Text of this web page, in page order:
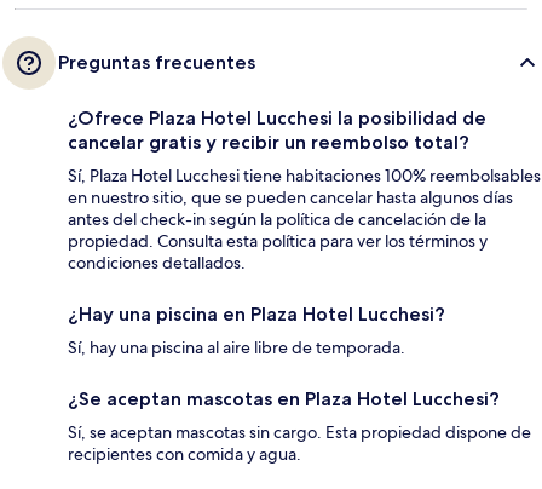
Preguntas frecuentes
¿Ofrece Plaza Hotel Lucchesi la posibilidad de
cancelar gratis y recibir un reembolso total?
Sí, Plaza Hotel Lucchesi tiene habitaciones 100% reembolsables
en nuestro sitio, que se pueden cancelar hasta algunos días
antes del check-in según la política de cancelación de la
propiedad. Consulta esta política para ver los términos y
condiciones detallados.
¿Hay una piscina en Plaza Hotel Lucchesi?
Sí, hay una piscina al aire libre de temporada.
¿Se aceptan mascotas en Plaza Hotel Lucchesi?
Sí, se aceptan mascotas sin cargo. Esta propiedad dispone de
recipientes con comida y agua.